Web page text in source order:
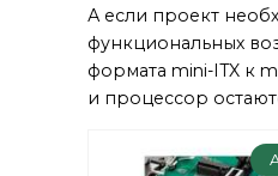
А если проект
функциональных
формата mini-ITX к
и процессор